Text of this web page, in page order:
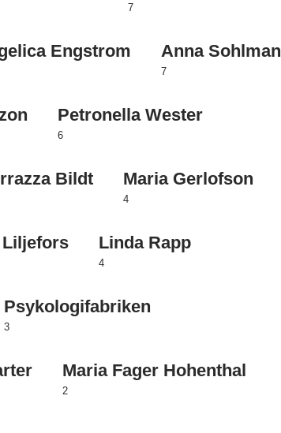
7
Engstrom Anna Sohlman
7
Petronella Wester
6
Bildt Maria Gerlofson
4
Linda Rapp
4
Psykologifabriken
3
Maria Fager Hohenthal
2